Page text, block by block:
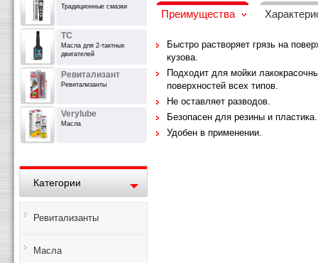
Традиционные смазки
TC
Масла для 2-тактных
двигателей
Ревитализант
Ревитализанты
Verylube
Масла
Категории
Ревитализанты
Масла
Преимущества
Быстро растворяет грязь на
кузова.
Подходит для мойки
поверхностей всех типов.
Не оставляет разводов.
Безопасен для резины и пластика.
Удобен в применении.